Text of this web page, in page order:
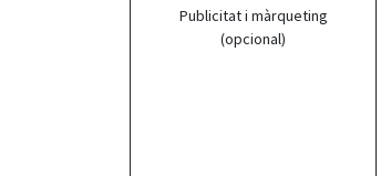
Publicitat i màrqueting
(opcional)